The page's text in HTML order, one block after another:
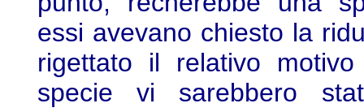
essi avevano chiesto la
rigettato il relativo
specie vi sarebbero